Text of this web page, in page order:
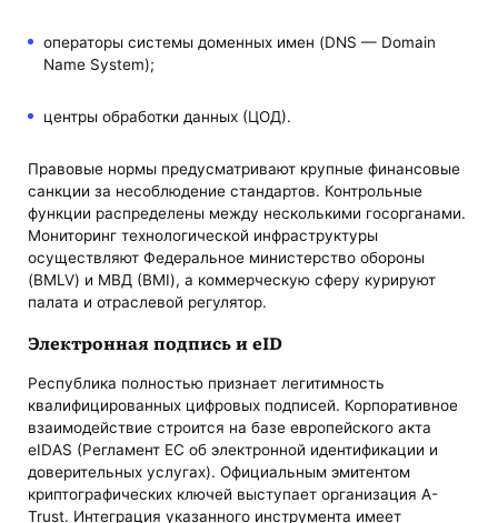
операторы системы доменных имен (DNS — Domain
Name System);
центры обработки данных (ЦОД).
Правовые нормы предусматривают крупные финансовые
санкции за несоблюдение стандартов. Контрольные
функции распределены между несколькими госорганами.
Мониторинг технологической инфраструктуры
осуществляют Федеральное министерство обороны
(BMLV) и МВД (BMI), а коммерческую сферу курируют
палата и отраслевой регулятор.
Электронная подпись и eID
Республика полностью признает легитимность
квалифицированных цифровых подписей. Корпоративное
взаимодействие строится на базе европейского акта
eIDAS (Регламент ЕС об электронной идентификации и
доверительных услугах). Официальным эмитентом
криптографических ключей выступает организация A-
Trust. Интеграция указанного инструмента имеет